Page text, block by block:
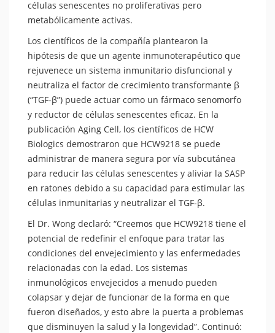
células senescentes no proliferativas pero
metabólicamente activas.
Los científicos de la compañía plantearon la
hipótesis de que un agente inmunoterapéutico que
rejuvenece un sistema inmunitario disfuncional y
neutraliza el factor de crecimiento transformante β
(“TGF-β”) puede actuar como un fármaco senomorfo
y reductor de células senescentes eficaz. En la
publicación Aging Cell, los científicos de HCW
Biologics demostraron que HCW9218 se puede
administrar de manera segura por vía subcutánea
para reducir las células senescentes y aliviar la SASP
en ratones debido a su capacidad para estimular las
células inmunitarias y neutralizar el TGF-β.
El Dr. Wong declaró: “Creemos que HCW9218 tiene el
potencial de redefinir el enfoque para tratar las
condiciones del envejecimiento y las enfermedades
relacionadas con la edad. Los sistemas
inmunológicos envejecidos a menudo pueden
colapsar y dejar de funcionar de la forma en que
fueron diseñados, y esto abre la puerta a problemas
que disminuyen la salud y la longevidad”. Continuó: